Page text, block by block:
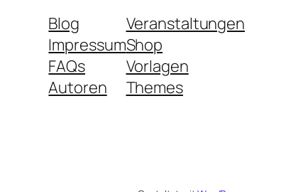
Blog
Impressum
FAQs
Autoren
Veranstaltungen
Shop
Vorlagen
Themes